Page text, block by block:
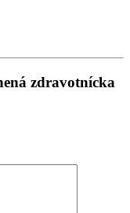
zdravotnícka